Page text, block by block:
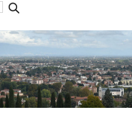
Inizia